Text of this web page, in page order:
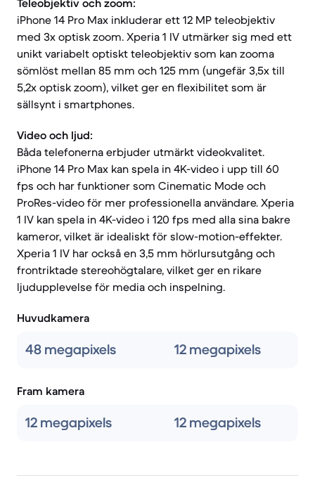
Teleobjektiv och zoom:
iPhone 14 Pro Max inkluderar ett 12 MP teleobjektiv
med 3x optisk zoom. Xperia 1 IV utmärker sig med ett
unikt variabelt optiskt teleobjektiv som kan zooma
sömlöst mellan 85 mm och 125 mm (ungefär 3,5x till
5,2x optisk zoom), vilket ger en flexibilitet som är
sällsynt i smartphones.
Video och ljud:
Båda telefonerna erbjuder utmärkt videokvalitet.
iPhone 14 Pro Max kan spela in 4K-video i upp till 60
fps och har funktioner som Cinematic Mode och
ProRes-video för mer professionella användare. Xperia
1 IV kan spela in 4K-video i 120 fps med alla sina bakre
kameror, vilket är idealiskt för slow-motion-effekter.
Xperia 1 IV har också en 3,5 mm hörlursutgång och
frontriktade stereohögtalare, vilket ger en rikare
ljudupplevelse för media och inspelning.
Huvudkamera
48 megapixels 12 megapixels
Fram kamera
12 megapixels 12 megapixels